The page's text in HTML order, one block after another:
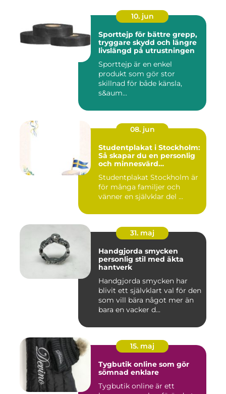
10. jun
Sporttejp för bättre grepp,
tryggare skydd och längre
livslängd på utrustningen
Sporttejp är en enkel
produkt som gör stor
skillnad för både känsla,
s&aum...
08. jun
Studentplakat i Stockholm:
Så skapar du en personlig
och minnesvärd
Studentplakat Stockholm är
för många familjer och
vänner en självklar del ...
31. maj
Handgjorda smycken
personlig stil med äkta
hantverk
Handgjorda smycken har
blivit ett självklart val för den
som vill bära något mer än
bara en vacker d...
15. maj
Tygbutik online som gör
sömnad enklare
Tygbutik online är ett